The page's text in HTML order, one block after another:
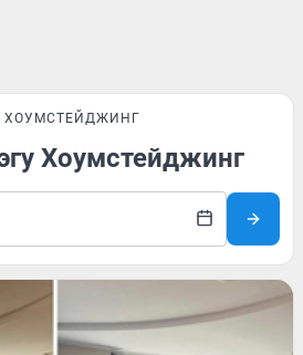
ХОУМСТЕЙДЖИНГ
Хоумстейджинг